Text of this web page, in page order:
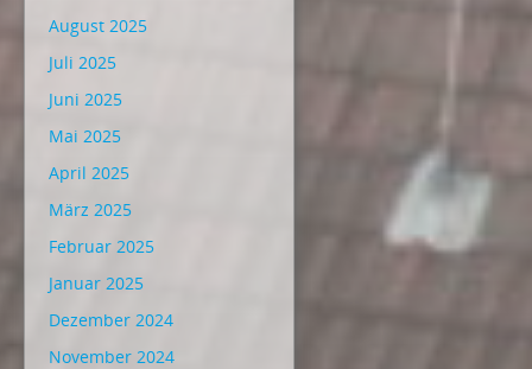
August 2025
Juli 2025
Juni 2025
Mai 2025
April 2025
März 2025
Februar 2025
Januar 2025
Dezember 2024
November 2024